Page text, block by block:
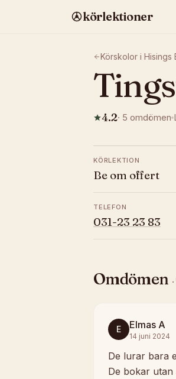
körlektioner
Körskolor i Hisings
4.2· 5 omdömen
KÖRLEKTION
Be om offert
TELEFON
031-23 23 83
Omdömen
E Elmas A
14 juni 2024
De lurar bara
De bokar utan